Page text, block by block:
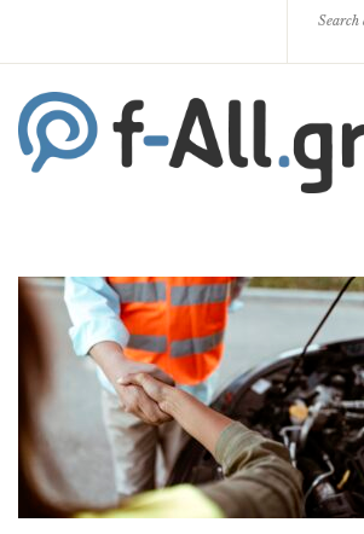
ΚΑΤΗΓΟΡΙΕΣ
F-ALL
ΕΠΙΚΟΙΝΩΝΙΑ